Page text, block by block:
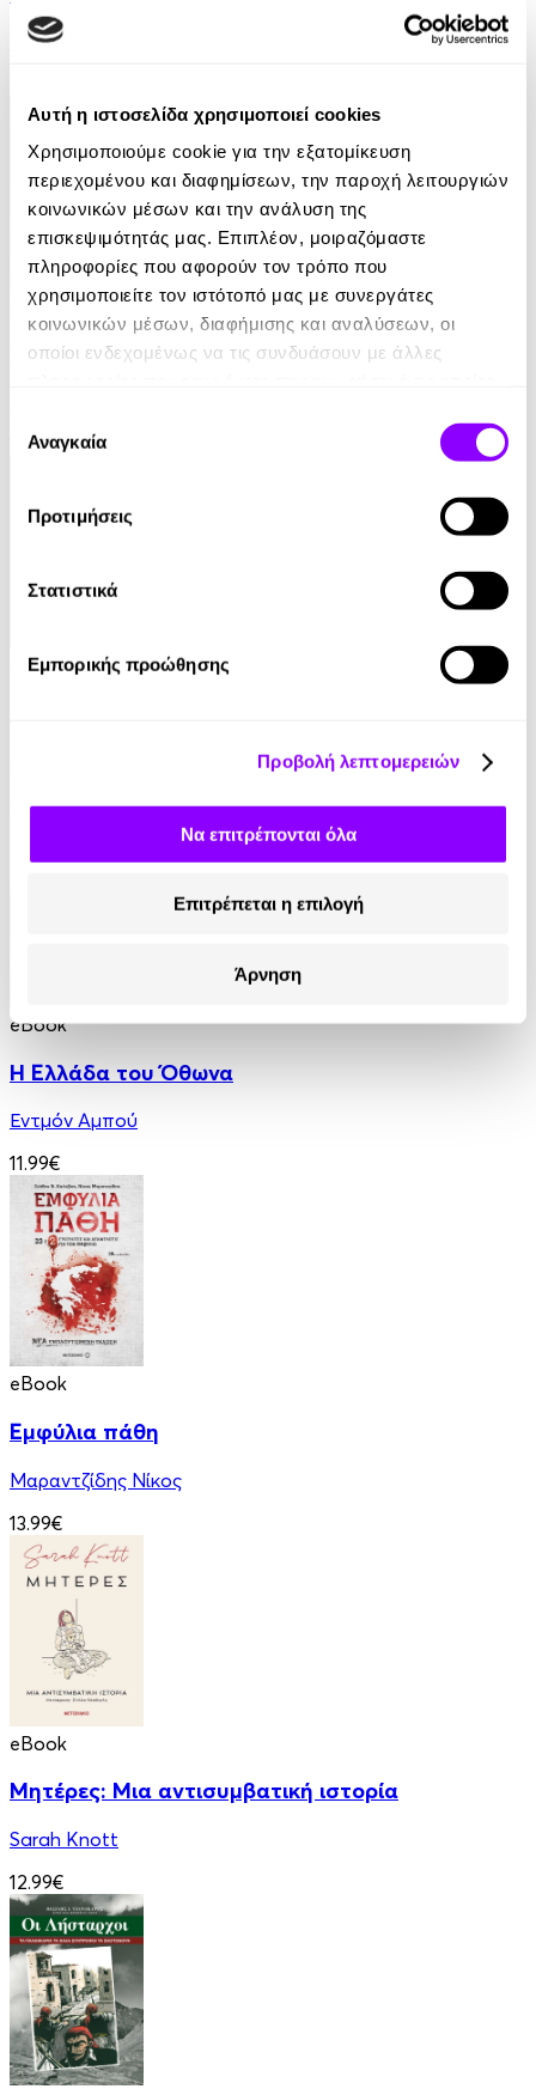
Αυτή η ιστοσελίδα χρησιμοποιεί cookies
Χρησιμοποιούμε cookie για την εξατομίκευση
περιεχομένου και διαφημίσεων, την παροχή λειτουργιών
κοινωνικών μέσων και την ανάλυση της
επισκεψιμότητάς μας. Επιπλέον, μοιραζόμαστε
πληροφορίες που αφορούν τον τρόπο που
χρησιμοποιείτε τον ιστότοπό μας με συνεργάτες
κοινωνικών μέσων, διαφήμισης και αναλύσεων, οι
οποίοι ενδεχομένως να τις συνδυάσουν με άλλες
των υπηρεσιών τους.
συγκατάθεσης
Αναγκαία
Προτιμήσεις
Στατιστικά
Εμπορικής προώθησης
Προβολή λεπτομερειών
Να επιτρέπονται όλα
Επιτρέπεται η επιλογή
Άρνηση
Σωτήρης Ριζάς
Audiobook • 1 Credit
11:11 - Όλοι Μοναδικοί, Όλοι Ίσοι
14.99€
Audiobook
0.00€
eBook
Η Ελλάδα του Όθωνα
Εντμόν Αμπού
11.99€
eBook
Εμφύλια πάθη
Μαραντζίδης Νίκος
13.99€
eBook
Μητέρες: Μια αντισυμβατική ιστορία
Sarah Knott
12.99€